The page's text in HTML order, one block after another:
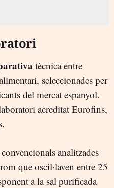
tècnica entre
seleccionades per
del mercat espanyol.
acreditat Eurofins,
convencionals analitzades
que oscil·laven entre 25
a la sal purificada